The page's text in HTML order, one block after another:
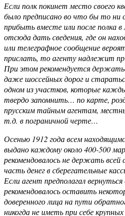
Если полк покинет место своего
было предписано во что бы то ни
прибыть вместе или после полка в
отсюда дать сведения, где он
или телеграфное сообщение
прислать, то агенту надлежит
При этом рекомендуется
даже шоссейных дорог и
одном из участков, которые
твердо запомнить… по карте,
прусским тайным агентам,
т.д. в пограничной черте…
Осенью 1912 года всем
выдано каждому около 400-500
рекомендовалось не держать
часть денег в сберегательные
Если агент предполагал
рекомендовалось оставить
доверенного лица на пути
никогда не иметь при себе